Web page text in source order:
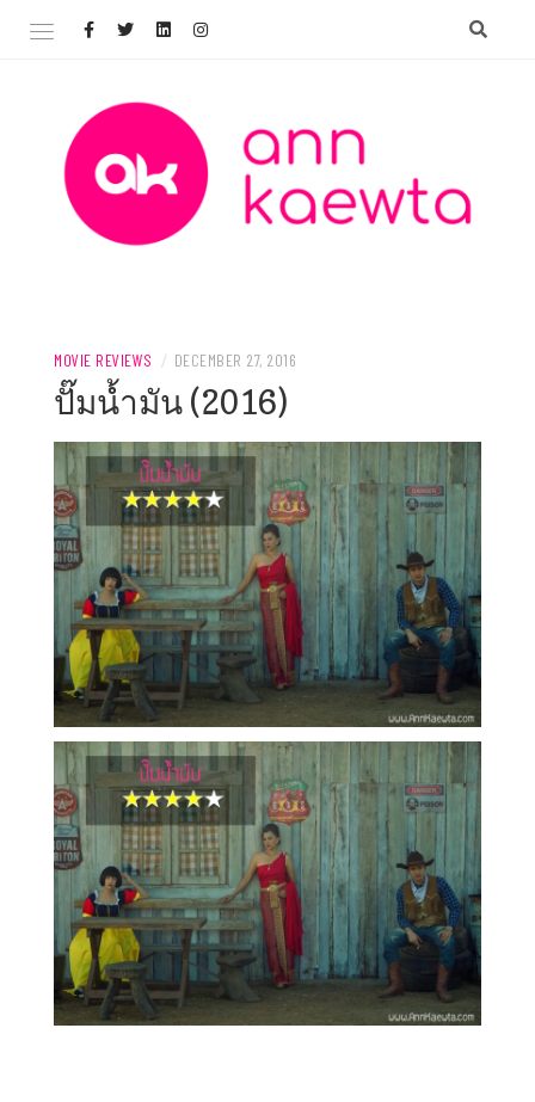
MOVIE REVIEWS / DECEMBER 27, 2016
ปั๊มน้ำมัน (2016)